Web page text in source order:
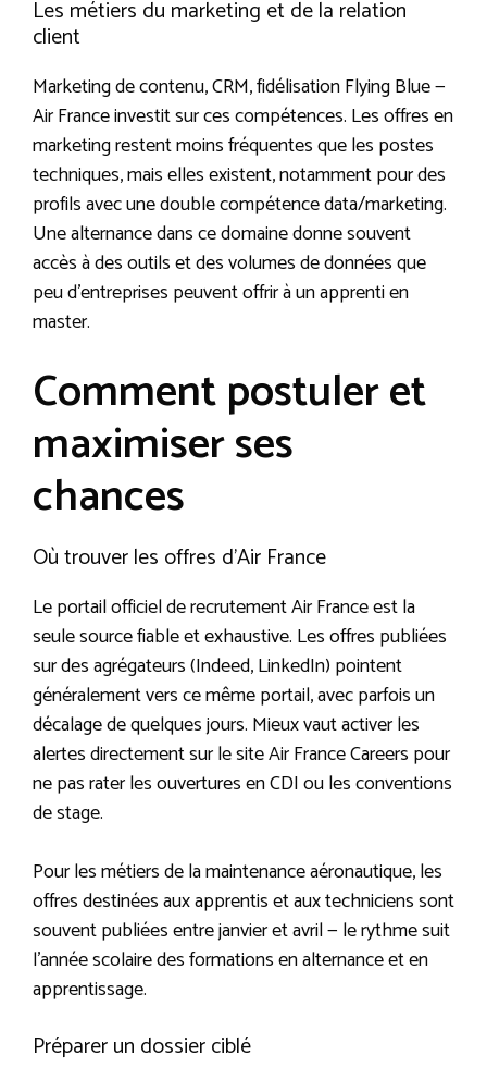
Les métiers du marketing et de la relation
client
Marketing de contenu, CRM, fidélisation Flying Blue —
Air France investit sur ces compétences. Les offres en
marketing restent moins fréquentes que les postes
techniques, mais elles existent, notamment pour des
profils avec une double compétence data/marketing.
Une alternance dans ce domaine donne souvent
accès à des outils et des volumes de données que
peu d’entreprises peuvent offrir à un apprenti en
master.
Comment postuler et
maximiser ses
chances
Où trouver les offres d’Air France
Le portail officiel de recrutement Air France est la
seule source fiable et exhaustive. Les offres publiées
sur des agrégateurs (Indeed, LinkedIn) pointent
généralement vers ce même portail, avec parfois un
décalage de quelques jours. Mieux vaut activer les
alertes directement sur le site Air France Careers pour
ne pas rater les ouvertures en CDI ou les conventions
de stage.
Pour les métiers de la maintenance aéronautique, les
offres destinées aux apprentis et aux techniciens sont
souvent publiées entre janvier et avril — le rythme suit
l’année scolaire des formations en alternance et en
apprentissage.
Préparer un dossier ciblé